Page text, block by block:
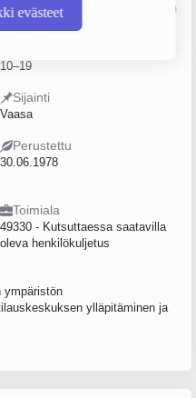
evästeetLähde: YTJ, PRH, Traficom
10–19
Sijainti
Vaasa
Perustettu
30.06.1978
Toimiala
49330 - Kutsuttaessa saatavilla
oleva henkilökuljetus
ympäristön
ylläpitäminen ja